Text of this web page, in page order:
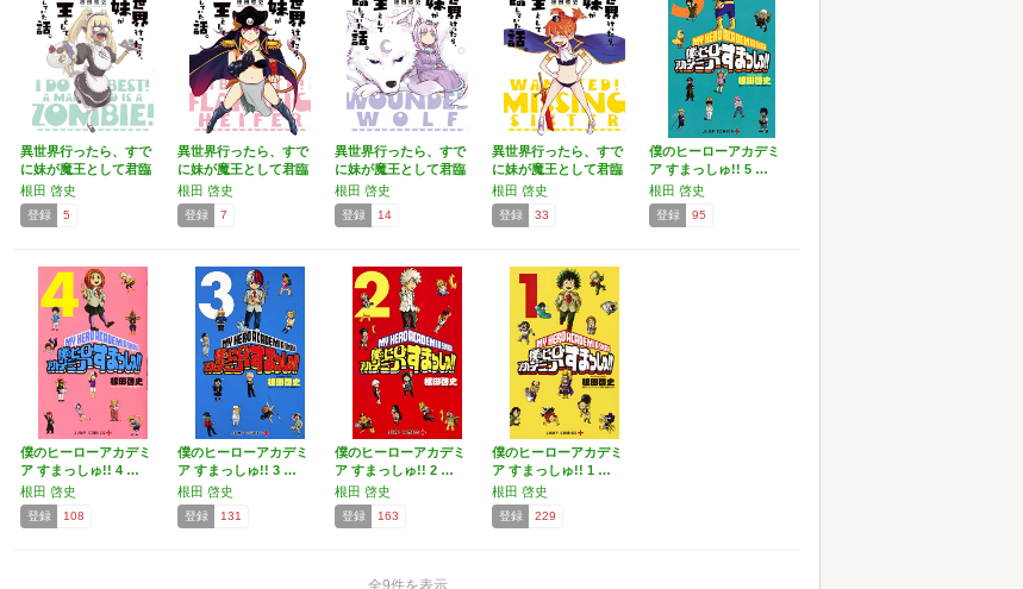
異世界行ったら、すで
に妹が魔王として君臨
して…
根田 啓史
登録 5
異世界行ったら、すで
に妹が魔王として君臨
して…
根田 啓史
登録 7
異世界行ったら、すで
に妹が魔王として君臨
して…
根田 啓史
登録 14
異世界行ったら、すで
に妹が魔王として君臨
して…
根田 啓史
登録 33
僕のヒーローアカデミ
ア すまっしゅ!! 5 …
根田 啓史
登録 95
僕のヒーローアカデミ
ア すまっしゅ!! 4 …
根田 啓史
登録 108
僕のヒーローアカデミ
ア すまっしゅ!! 3 …
根田 啓史
登録 131
僕のヒーローアカデミ
ア すまっしゅ!! 2 …
根田 啓史
登録 163
僕のヒーローアカデミ
ア すまっしゅ!! 1 …
根田 啓史
登録 229
全9件を表示